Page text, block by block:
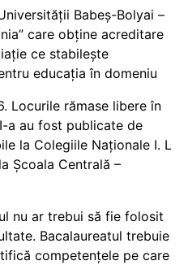
Babeș-Bolyai –
care obține acreditare
ce stabilește
educația în domeniu
Locurile rămase libere în
a au fost publicate de
la Colegiile Naționale I. L
Școala Centrală –
nu ar trebui să fie folosit
Bacalaureatul trebuie
competențele pe care